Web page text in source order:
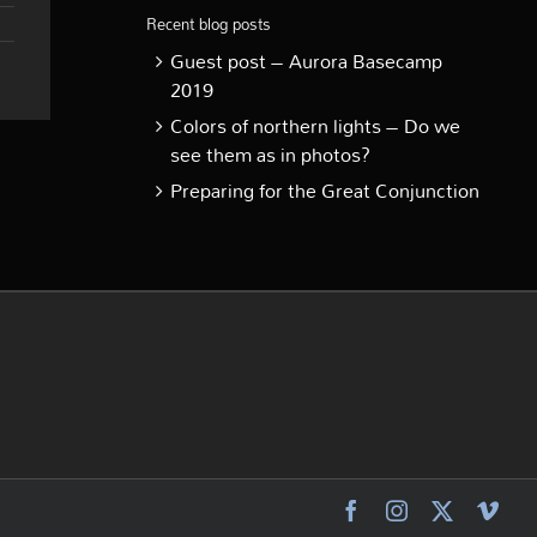
Recent blog posts
Guest post – Aurora Basecamp
2019
Colors of northern lights – Do we
see them as in photos?
Preparing for the Great Conjunction
FacebookInstagram